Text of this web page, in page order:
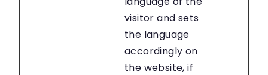
visitor and sets
the language
accordingly on
the website, if